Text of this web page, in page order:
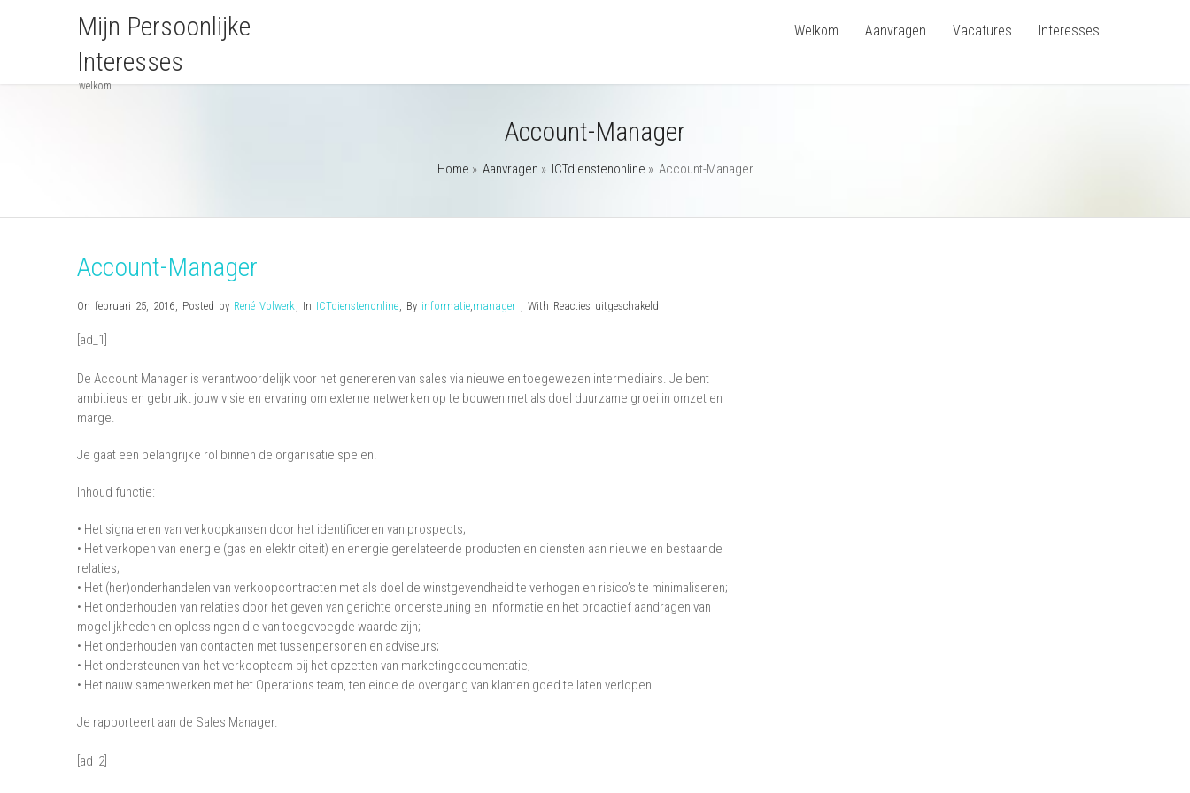
Mijn Persoonlijke
Interesses
welkom
Welkom Aanvragen Vacatures Interesses
Account-Manager
Home » Aanvragen » ICTdienstenonline » Account-Manager
Account-Manager
On februari 25, 2016, Posted by René Volwerk, In ICTdienstenonline, By informatie,manager , With Reacties uitgeschakeld
[ad_1]
De Account Manager is verantwoordelijk voor het genereren van sales via nieuwe en toegewezen intermediairs. Je bent
ambitieus en gebruikt jouw visie en ervaring om externe netwerken op te bouwen met als doel duurzame groei in omzet en
marge.
Je gaat een belangrijke rol binnen de organisatie spelen.
Inhoud functie:
• Het signaleren van verkoopkansen door het identificeren van prospects;
• Het verkopen van energie (gas en elektriciteit) en energie gerelateerde producten en diensten aan nieuwe en bestaande
relaties;
• Het (her)onderhandelen van verkoopcontracten met als doel de winstgevendheid te verhogen en risico’s te minimaliseren;
• Het onderhouden van relaties door het geven van gerichte ondersteuning en informatie en het proactief aandragen van
mogelijkheden en oplossingen die van toegevoegde waarde zijn;
• Het onderhouden van contacten met tussenpersonen en adviseurs;
• Het ondersteunen van het verkoopteam bij het opzetten van marketingdocumentatie;
• Het nauw samenwerken met het Operations team, ten einde de overgang van klanten goed te laten verlopen.
Je rapporteert aan de Sales Manager.
[ad_2]